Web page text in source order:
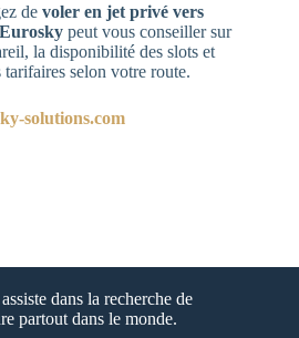
de voler en jet privé vers
Eurosky peut vous conseiller sur
la disponibilité des slots et
selon votre route.
solutions.com
dans la recherche de
partout dans le monde.